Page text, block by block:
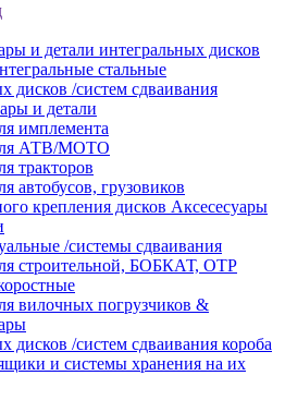
и детали интегральных дисков
стальные
дисков /систем сдваивания
и детали
имплемента
АТВ/МОТО
тракторов
автобусов, грузовиков
крепления дисков Аксесесуары
/системы сдваивания
строительной, БОБКАТ, ОТР
вилочных погрузчиков &
дисков /систем сдваивания короба
и системы хранения на их